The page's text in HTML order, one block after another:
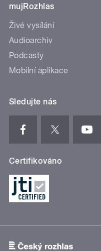
mujRozhlas
Živé vysílání
Audioarchiv
Podcasty
Mobilní aplikace
Sledujte nás
Certifikováno